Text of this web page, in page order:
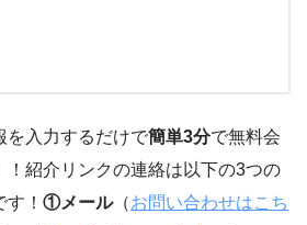
を入力するだけで簡単3分で無料会
！紹介リンクの連絡は以下の3つの
！ ①メール（お問い合わせはこち